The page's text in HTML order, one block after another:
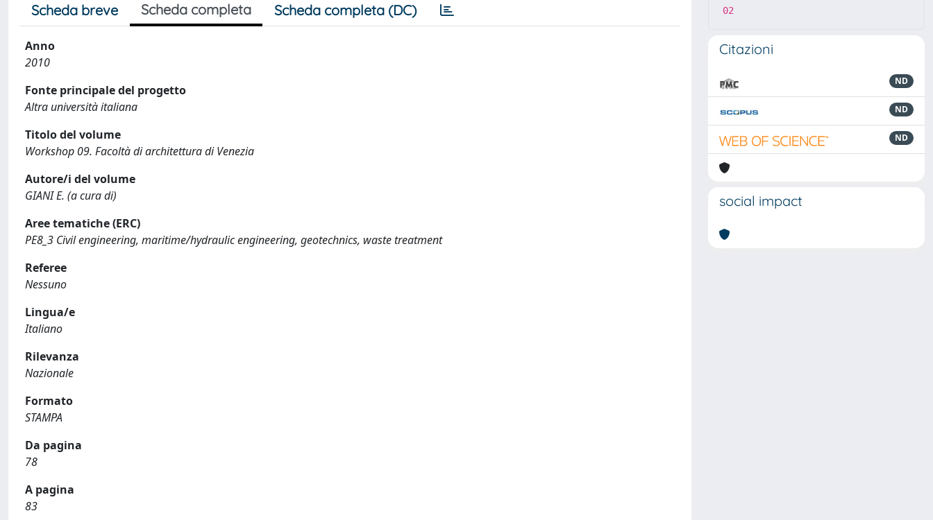
Scheda breve Scheda completa Scheda completa (DC)
Anno
2010
Fonte principale del progetto
Altra università italiana
Titolo del volume
Workshop 09. Facoltà di architettura di Venezia
Autore/i del volume
GIANI E. (a cura di)
Aree tematiche (ERC)
PE8_3 Civil engineering, maritime/hydraulic engineering, geotechnics, waste treatment
Referee
Nessuno
Lingua/e
Italiano
Rilevanza
Nazionale
Formato
STAMPA
Da pagina
78
A pagina
83
02
Citazioni
ND
ND
ND
social impact